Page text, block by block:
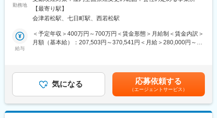
案・販売を行います。はじめはマスク、注射針、ガーゼなどの消
耗品からスタートし、将来的には新病院の立ち上げタイミングや
大型の医療機器の導入のタイミングでMRIなどの提案も行って頂
きます。地域の医療に貢献するやりがいある仕事です。
頂きます。
・メーカー営業の方と同行や勉強会等で製品について覚えていた
だくことが可能です。製品詳細についてはメーカー営業の方にも
勤務地
【最寄り駅】
会津若松駅、七日町駅、西若松駅
給与
＜予定年収＞400万円～700万円＜賃金形態＞月給制＜賃金内訳＞
月額（基本給）：207,503円～370,541円＜月給＞280,000円～
ります。■昇給：年1回■賞与：年2回賃金はあくまでも目安の金額
であり、選考を通じて上下する可能性があります。月給(月額)は固
定手当を含めた表記です。
気になる 応募依頼する
（エージェントサービス）